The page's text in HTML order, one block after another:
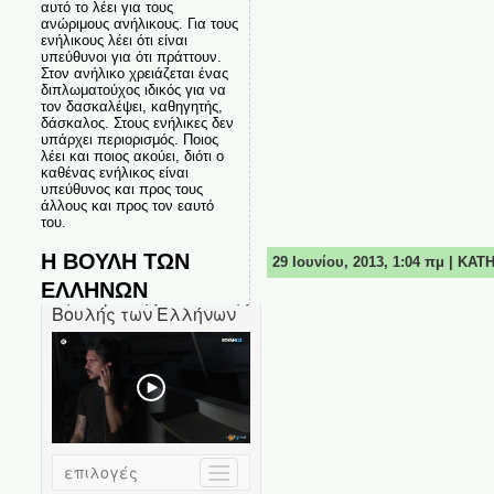
αυτό το λέει για τους
ανώριμους ανήλικους. Για τους
ενήλικους λέει ότι είναι
υπεύθυνοι για ότι πράττουν.
Στον ανήλικο χρειάζεται ένας
διπλωματούχος ιδικός για να
τον δασκαλέψει, καθηγητής,
δάσκαλος. Στους ενήλικες δεν
υπάρχει περιορισμός. Ποιος
λέει και ποιος ακούει, διότι ο
καθένας ενήλικος είναι
υπεύθυνος και προς τους
άλλους και προς τον εαυτό
του.
Η ΒΟΥΛΗ ΤΩΝ
ΕΛΛΗΝΩΝ
29 Ιουνίου, 2013, 1:04 πμ |